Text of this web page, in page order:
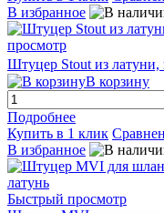
В избранное
просмотр
Штуцер Stout из латуни,
В корзину
Подробнее
Купить в 1 клик
В избранное
Быстрый просмотр